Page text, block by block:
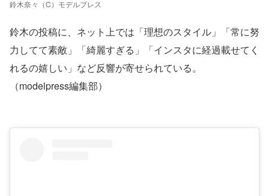
鈴木奈々（C）モデルプレス
鈴木の投稿に、ネット上では「理想のスタイル」「常に努
力してて素敵」「綺麗すぎる」「インスタに経過載せてく
れるの嬉しい」など反響が寄せられている。
（modelpress編集部）